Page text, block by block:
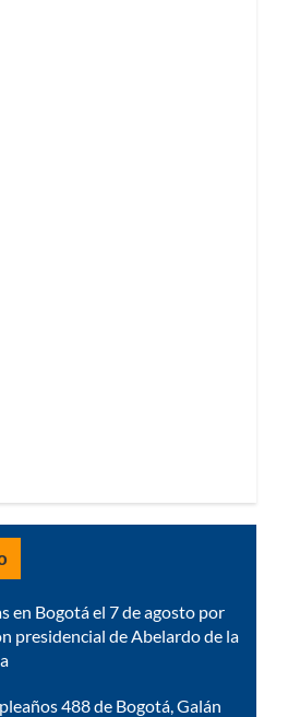
en Bogotá el 7 de agosto por
presidencial de Abelardo de la
488 de Bogotá, Galán